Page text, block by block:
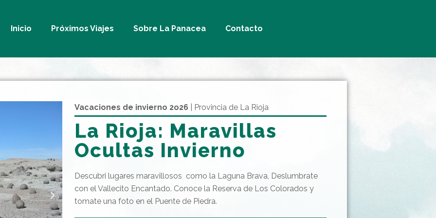
Inicio Próximos Viajes Sobre La Panacea Contacto
Vacaciones de invierno 2o26 | Provincia de La Rioja
La Rioja: Maravillas
Ocultas Invierno
Descubri lugares maravillosos como la Laguna Brava, Deslumbrate
con el Vallecito Encantado. Conoce la Reserva de Los Colorados y
tomate una foto en el Puente de Piedra.